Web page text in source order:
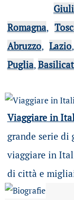
Romagna,
Abruzzo,Lazio,
Puglia,
Viaggiare in
grande serie
viaggiare in
di città e